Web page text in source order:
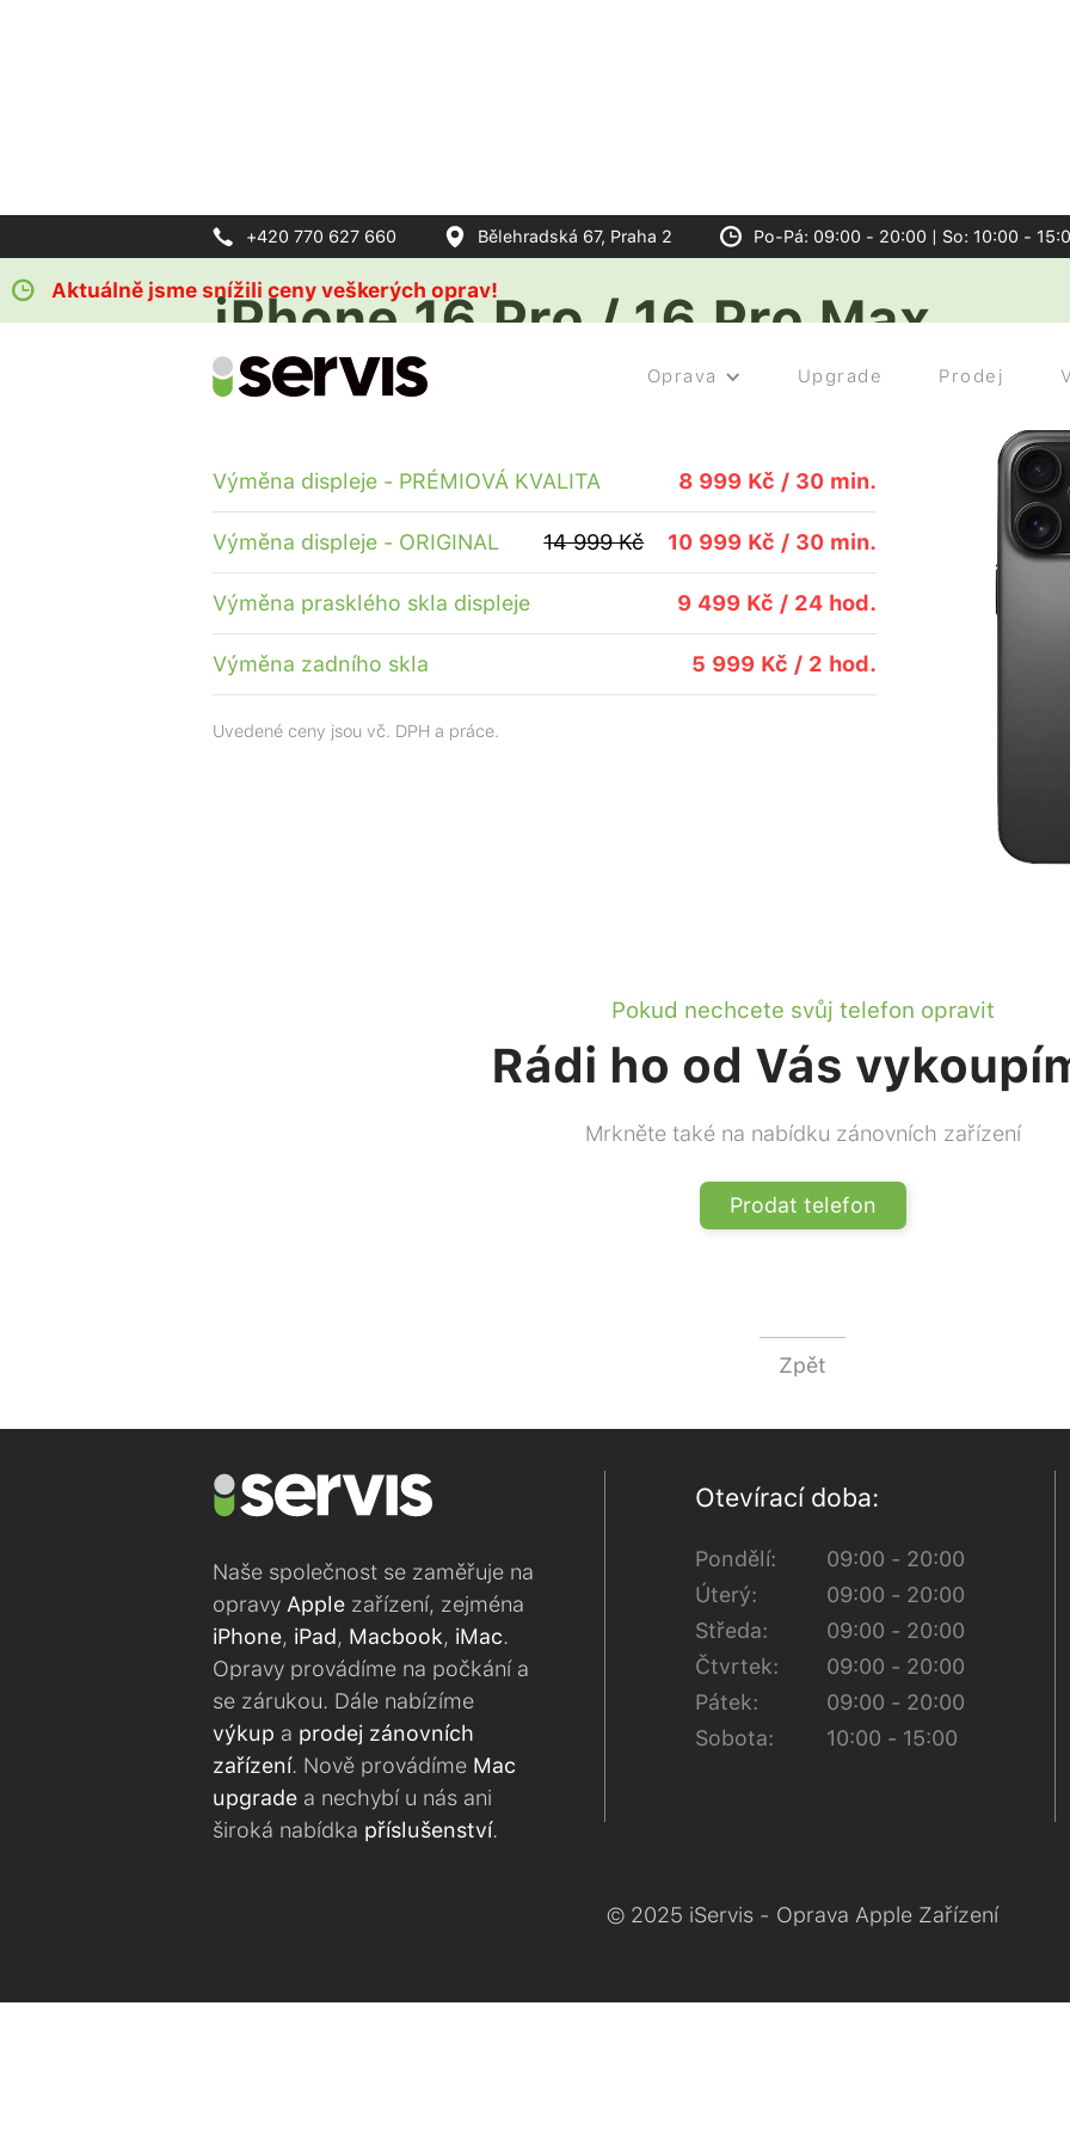
+420 770 627 660 Bělehradská 67, Praha 2 Po-Pá: 09:00 - 20:00 | So: 10:00 -
Oprava Upgrade Prodej
Aktuálně jsme snížili ceny veškerých oprav!
iPhone 16 Pro / 16 Pro Max
Ke každé opravě sleva na ochranné sklo
Výměna displeje - PRÉMIOVÁ KVALITA 8 999 Kč / 30 min.
Výměna displeje - ORIGINAL 14 999 Kč 10 999 Kč / 30 min.
Výměna prasklého skla displeje 9 499 Kč / 24 hod.
Výměna zadního skla 5 999 Kč / 2 hod.
Uvedené ceny jsou vč. DPH a práce.
Pokud nechcete svůj telefon opravit
Rádi ho od Vás
Mrkněte také na nabídku zánovních zařízení
Prodat telefon
Zpět
Naše společnost se zaměřuje na
opravy Apple zařízení, zejména
iPhone, iPad, Macbook, iMac.
Opravy provádíme na počkání a
se zárukou. Dále nabízíme
výkup a prodej zánovních
zařízení. Nově provádíme Mac
upgrade a nechybí u nás ani
široká nabídka příslušenství.
Otevírací doba:
Pondělí:
Úterý:
Středa:
Čtvrtek:
Pátek:
Sobota:
09:00 - 20:00
09:00 - 20:00
09:00 - 20:00
09:00 - 20:00
09:00 - 20:00
10:00 - 15:00
© 2025 iServis - Oprava Apple Zařízení